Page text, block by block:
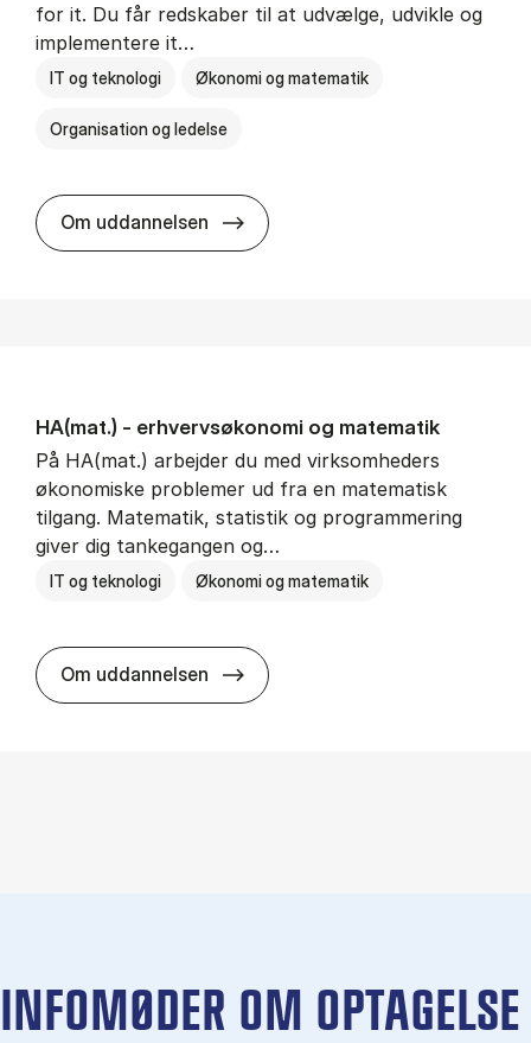
for it. Du får redskaber til at udvælge, udvikle og
implementere it…
IT og teknologi Økonomi og matematik
Organisation og ledelse
Om uddannelsen HA(it.) - erhvervs­økonomi og
HA(mat.) - erhvervs­økonomi og ma­te­ma­tik
På HA(mat.) arbejder du med virksomheders
økonomiske problemer ud fra en matematisk
tilgang. Matematik, statistik og programmering
giver dig tankegangen og…
IT og teknologi Økonomi og matematik
Om uddannelsen HA(mat.) - erhvervs­økonomi og
IN­FO­MØ­DER OM OP­TA­GEL­SE